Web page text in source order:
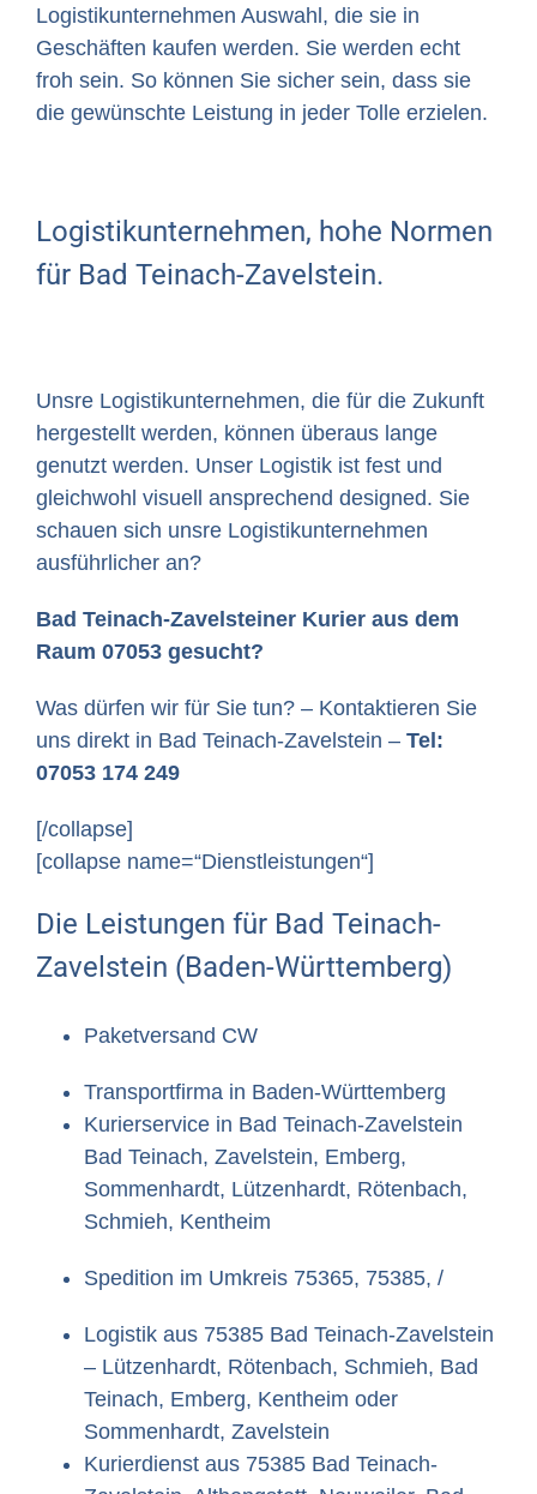
Logistikunternehmen Auswahl, die sie in
Geschäften kaufen werden. Sie werden echt
froh sein. So können Sie sicher sein, dass sie
die gewünschte Leistung in jeder Tolle erzielen.
Logistikunternehmen, hohe Normen
für Bad Teinach-Zavelstein.
Unsre Logistikunternehmen, die für die Zukunft
hergestellt werden, können überaus lange
genutzt werden. Unser Logistik ist fest und
gleichwohl visuell ansprechend designed. Sie
schauen sich unsre Logistikunternehmen
ausführlicher an?
Bad Teinach-Zavelsteiner Kurier aus dem
Raum 07053 gesucht?
Was dürfen wir für Sie tun? – Kontaktieren Sie
uns direkt in Bad Teinach-Zavelstein – Tel:
07053 174 249
[/collapse]
[collapse name=“Dienstleistungen“]
Die Leistungen für Bad Teinach-
Zavelstein (Baden-Württemberg)
Paketversand CW
Transportfirma in Baden-Württemberg
Kurierservice in Bad Teinach-Zavelstein
Bad Teinach, Zavelstein, Emberg,
Sommenhardt, Lützenhardt, Rötenbach,
Schmieh, Kentheim
Spedition im Umkreis 75365, 75385, /
Logistik aus 75385 Bad Teinach-Zavelstein
– Lützenhardt, Rötenbach, Schmieh, Bad
Teinach, Emberg, Kentheim oder
Sommenhardt, Zavelstein
Kurierdienst aus 75385 Bad Teinach-